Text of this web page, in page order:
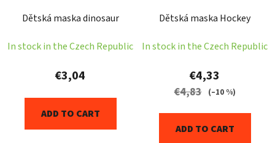
Dětská maska dinosaur
In stock in the Czech Republic
€3,04
ADD TO CART
Dětská maska Hockey
In stock in the Czech Republic
€4,33
€4,83 (–10 %)
ADD TO CART